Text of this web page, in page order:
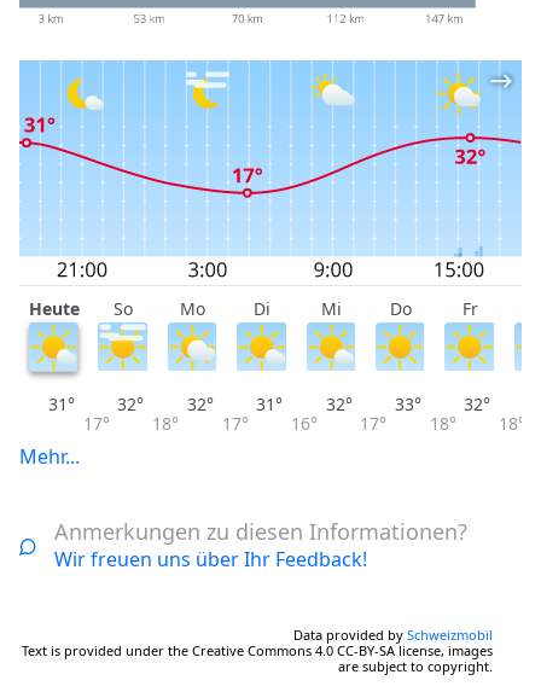
Heute So Mo Di Mi Do Fr
31°
17°
32°
18°
32°
17°
31°
16°
32°
17°
33°
18°
32°
18°
Mehr...
Anmerkungen zu diesen Informationen?
Wir freuen uns über Ihr Feedback!
Data provided by Schweizmobil
Text is provided under the Creative Commons 4.0 CC-BY-SA license, images
are subject to copyright.